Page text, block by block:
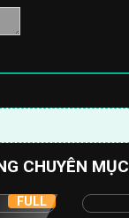
CHUYÊN MỤC
FULL